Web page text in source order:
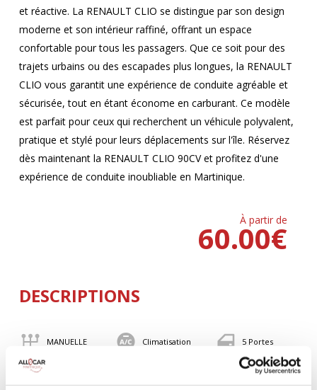
et réactive. La RENAULT CLIO se distingue par son design
moderne et son intérieur raffiné, offrant un espace
confortable pour tous les passagers. Que ce soit pour des
trajets urbains ou des escapades plus longues, la RENAULT
CLIO vous garantit une expérience de conduite agréable et
sécurisée, tout en étant économe en carburant. Ce modèle
est parfait pour ceux qui recherchent un véhicule polyvalent,
pratique et stylé pour leurs déplacements sur l'île. Réservez
dès maintenant la RENAULT CLIO 90CV et profitez d'une
expérience de conduite inoubliable en Martinique.
À partir de
€
60.00
DESCRIPTIONS
MANUELLE Climatisation 5 Portes
BLUETOOTH 90 CV